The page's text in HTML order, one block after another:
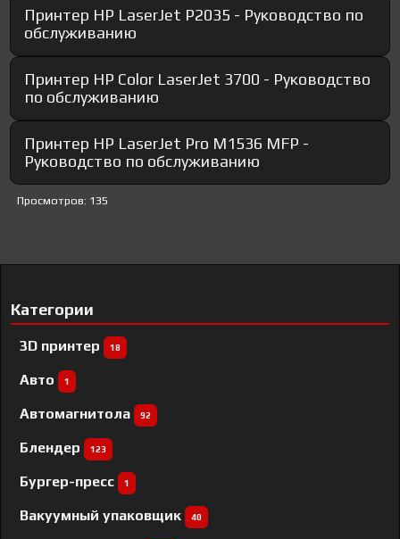
Принтер HP LaserJet P2035 - Руководство по
обслуживанию
Принтер HP Color LaserJet 3700 - Руководство
по обслуживанию
Принтер HP LaserJet Pro M1536 MFP -
Руководство по обслуживанию
Просмотров: 135
Категории
3D принтер 18
Авто 1
Автомагнитола 92
Блендер 123
Бургер-пресс 1
Вакуумный упаковщик 40